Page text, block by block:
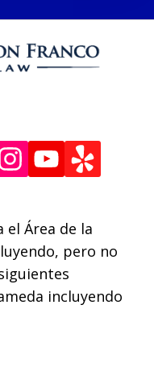
el Área de la
pero no
incluyendo